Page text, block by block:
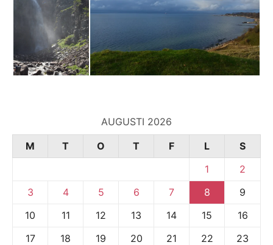
AUGUSTI 2026
M
T O T F L
S
1
2
3
4 5 6 7 8
9
10
11 12 13 14 15
16
17
18 19 20 21 22
23